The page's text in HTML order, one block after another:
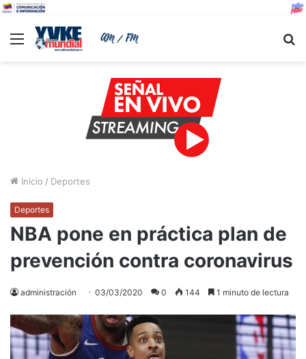
Menu
Inicio / Deportes
Deportes
NBA pone en práctica plan de
prevención contra coronavirus
administración 03/03/2020 0 144 1 minuto de lectura